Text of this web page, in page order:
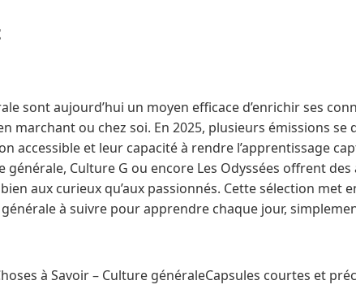
sont aujourd’hui un moyen efficace d’enrichir ses
marchant ou chez soi. En 2025, plusieurs émissions se
accessible et leur capacité à rendre l’apprentissage
générale, Culture G ou encore Les Odyssées offrent
aux curieux qu’aux passionnés. Cette sélection met
à suivre pour apprendre chaque jour,
à Savoir – Culture généraleCapsules courtes et